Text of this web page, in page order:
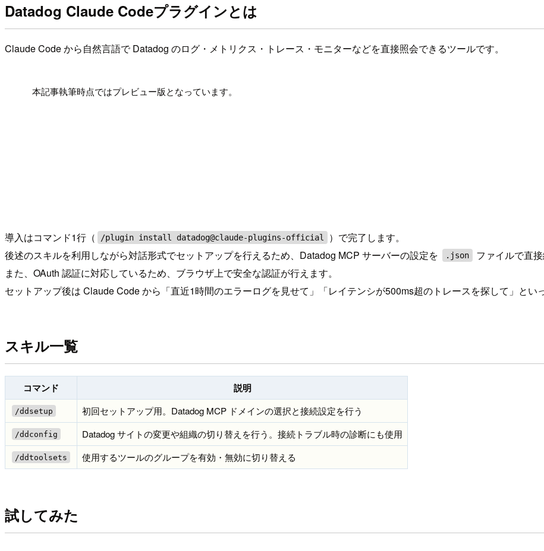
Datadog Claude Codeプラグインとは
Claude Code から自然言語で Datadog のログ・メトリクス・トレース・モニターなどを直接照会できるツールです。
本記事執筆時点ではプレビュー版となっています。
導入はコマンド1行（ /plugin install datadog@claude-plugins-official
）で完了します。
後述のスキルを利用しながら対話形式でセットアップを行えるため、Datadog MCP サーバーの設定を
.json
ファイルで直
また、OAuth 認証に対応しているため、ブラウザ上で安全な認証が行えます。
セットアップ後は Claude Code から「直近1時間のエラーログを見せて」「レイテンシが500ms超のトレースを探して」とい
スキル一覧
コマンド 説明
/ddsetup 初回セットアップ用。Datadog MCP ドメインの選択と接続設定を行う
/ddconfig Datadog サイトの変更や組織の切り替えを行う。接続トラブル時の診断にも使用
/ddtoolsets 使用するツールのグループを有効・無効に切り替える
試してみた